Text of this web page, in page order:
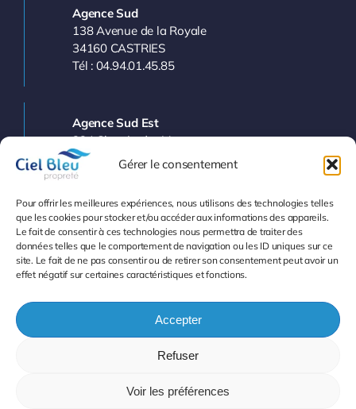
Gérer le consentement
Pour offrir les meilleures expériences, nous utilisons des technologies telles
que les cookies pour stocker et/ou accéder aux informations des appareils.
Le fait de consentir à ces technologies nous permettra de traiter des
données telles que le comportement de navigation ou les ID uniques sur ce
site. Le fait de ne pas consentir ou de retirer son consentement peut avoir un
effet négatif sur certaines caractéristiques et fonctions.
Accepter
Refuser
Voir les préférences
Agence Sud
138 Avenue de la Royale
34160 CASTRIES
Tél : 04.94.01.45.85
Agence Sud Est
224 Chemin des Vergers
83143 LE VAL
Tél : 04.94.77.11.03
Info et Devis
Mentions légales